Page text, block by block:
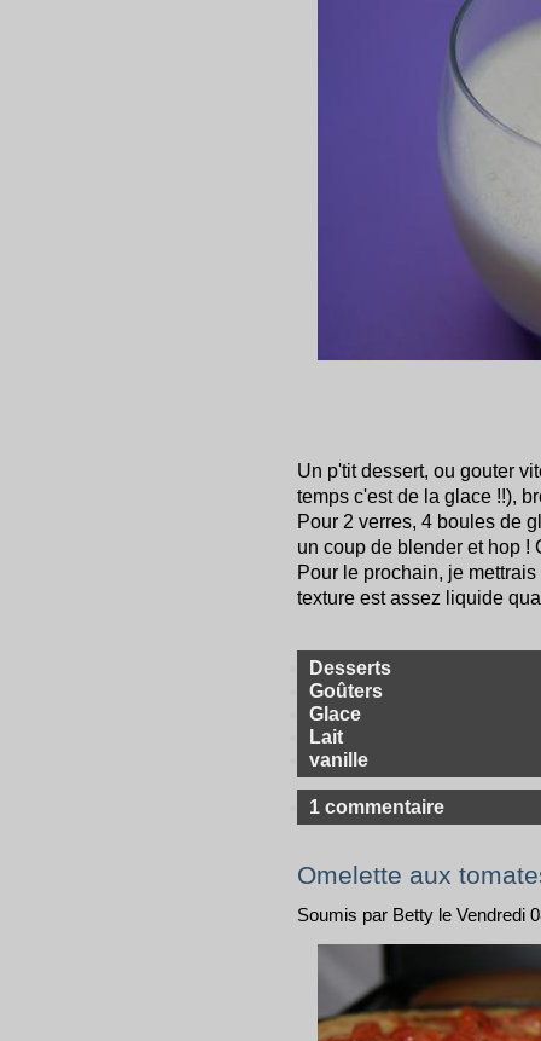
Un p'tit dessert, ou gouter
temps c'est de la glace !!),
Pour 2 verres, 4 boules de
un coup de blender et hop !
Pour le prochain, je
texture est assez liquide
Desserts
Goûters
Glace
Lait
vanille
1 commentaire
Omelette aux
Soumis par Betty le Vendredi